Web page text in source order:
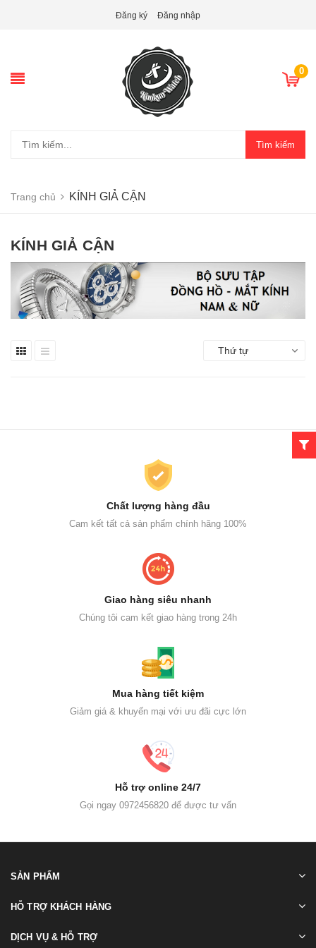
Đăng ký Đăng nhập
0
Tìm kiếm
Trang chủ KÍNH GIẢ CẬN
KÍNH GIẢ CẬN
Thứ tự
Chất lượng hàng đầu
Cam kết tất cả sản phẩm chính hãng 100%
Giao hàng siêu nhanh
Chúng tôi cam kết giao hàng trong 24h
Mua hàng tiết kiệm
Giảm giá & khuyến mại với ưu đãi cực lớn
Hỗ trợ online 24/7
Gọi ngay 0972456820 để được tư vấn
SẢN PHẨM
HỖ TRỢ KHÁCH HÀNG
DỊCH VỤ & HỖ TRỢ